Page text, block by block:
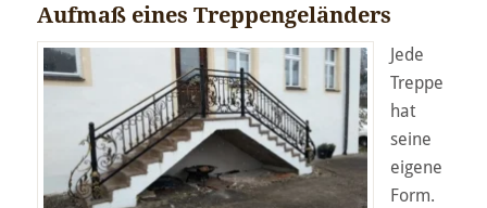
Aufmaß eines Treppengeländers
Jede
Treppe
hat
seine
eigene
Form.